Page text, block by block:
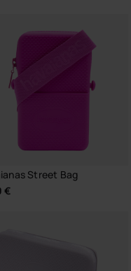
Street Bag
€